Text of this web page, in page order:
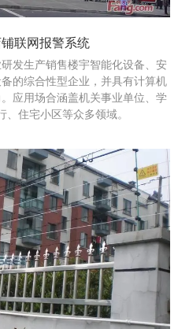
联网报警系统
发生产销售楼宇智能化设备、安
的综合性型企业，并具有计算机
应用场合涵盖机关事业单位、学
住宅小区等众多领域。